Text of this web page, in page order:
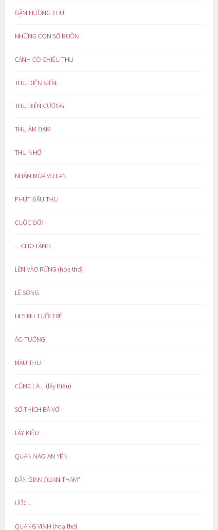
ĐẬM HƯƠNG THU
NHỮNG CON SỐ BUỒN
CÁNH CÒ CHIỀU THU
THU DIỆN KIẾN
THU BIÊN CƯƠNG
THU ẢM ĐẠM
THU NHỚ
NHÂN MÙA VU LAN
PHÚT ĐẦU THU
CUỘC ĐỜI
…CHO LÀNH
LẺN VÀO RỪNG (hoạ thơ)
LẼ SỐNG
HI SINH TUỔI TRẺ
ẢO TƯỞNG
MÀU THU
CŨNG LÀ…(lẩy Kiều)
SỞ THÍCH BÁ VƠ
LẨY KIỀU
QUAN NÀO AN YÊN
DÂN GIAN QUAN THAM*
ƯỚC…
QUANG VINH (hoạ thơ)